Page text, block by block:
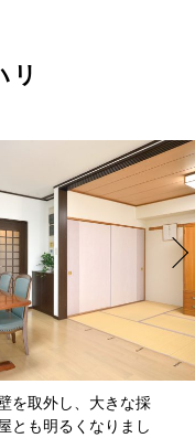
リ
を取外し、大きな採
とも明るくなりまし